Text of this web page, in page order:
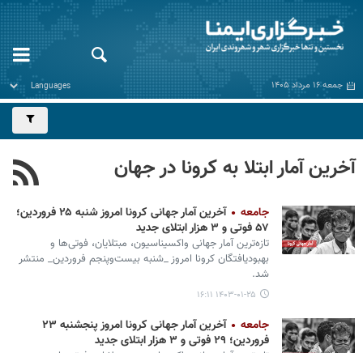
جمعه ۱۶ مرداد ۱۴۰۵
آخرین آمار ابتلا به کرونا در جهان
جامعه
آخرین آمار جهانی کرونا امروز شنبه ۲۵ فروردین؛
۵۷ فوتی و ۳ هزار ابتلای جدید
تازه‌ترین آمار جهانی واکسیناسیون، مبتلایان، فوتی‌ها و
بهبودیافتگان کرونا امروز _شنبه بیست‌وپنجم فروردین_ منتشر
شد.
۱۴۰۳-۰۱-۲۵ ۱۶:۱۱
جامعه
آخرین آمار جهانی کرونا امروز پنجشنبه ۲۳
فروردین؛ ۲۹ فوتی و ۳ هزار ابتلای جدید